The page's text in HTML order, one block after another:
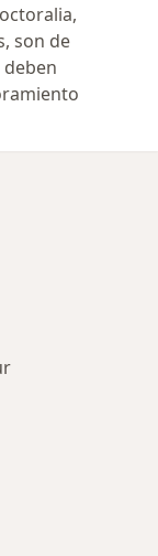
“Prevalencia
con el
con
Ciudad de
de
A.C.Acapulco,
niños
de
nutrimentos
Roo.
“Prevalencia
adultos
son de